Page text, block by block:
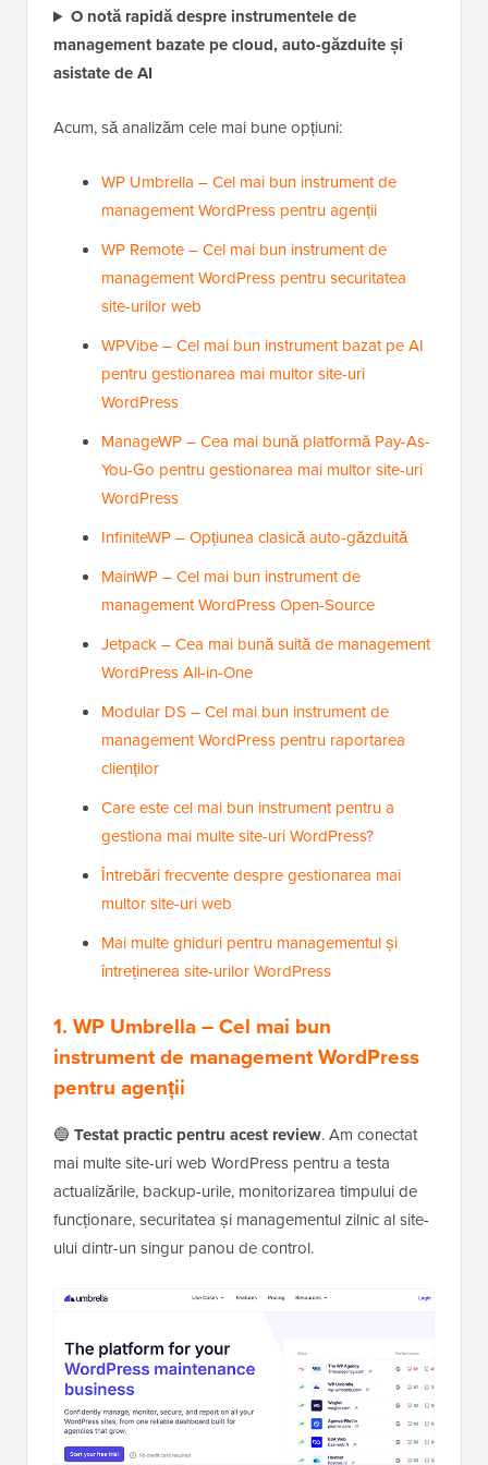
O notă rapidă despre instrumentele de
management bazate pe cloud, auto-găzduite și
asistate de AI
Acum, să analizăm cele mai bune opțiuni:
WP Umbrella – Cel mai bun instrument de
management WordPress pentru agenții
WP Remote – Cel mai bun instrument de
management WordPress pentru securitatea
site-urilor web
WPVibe – Cel mai bun instrument bazat pe AI
pentru gestionarea mai multor site-uri
WordPress
ManageWP – Cea mai bună platformă Pay-As-
You-Go pentru gestionarea mai multor site-uri
WordPress
InfiniteWP – Opțiunea clasică auto-găzduită
MainWP – Cel mai bun instrument de
management WordPress Open-Source
Jetpack – Cea mai bună suită de management
WordPress All-in-One
Modular DS – Cel mai bun instrument de
management WordPress pentru raportarea
clienților
Care este cel mai bun instrument pentru a
gestiona mai multe site-uri WordPress?
Întrebări frecvente despre gestionarea mai
multor site-uri web
Mai multe ghiduri pentru managementul și
întreținerea site-urilor WordPress
1. WP Umbrella– Cel mai bun
instrument de management WordPress
pentru agenții
🔵 Testat practic pentru acest review. Am conectat
mai multe site-uri web WordPress pentru a testa
actualizările, backup-urile, monitorizarea timpului de
funcționare, securitatea și managementul zilnic al site-
ului dintr-un singur panou de control.